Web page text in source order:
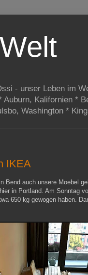
- unser Leben im
Auburn, Kalifornien *
Washington *
IKEA
Bend auch unsere Moebel
in Portland. Am Sonntag
650 kg gewogen haben.